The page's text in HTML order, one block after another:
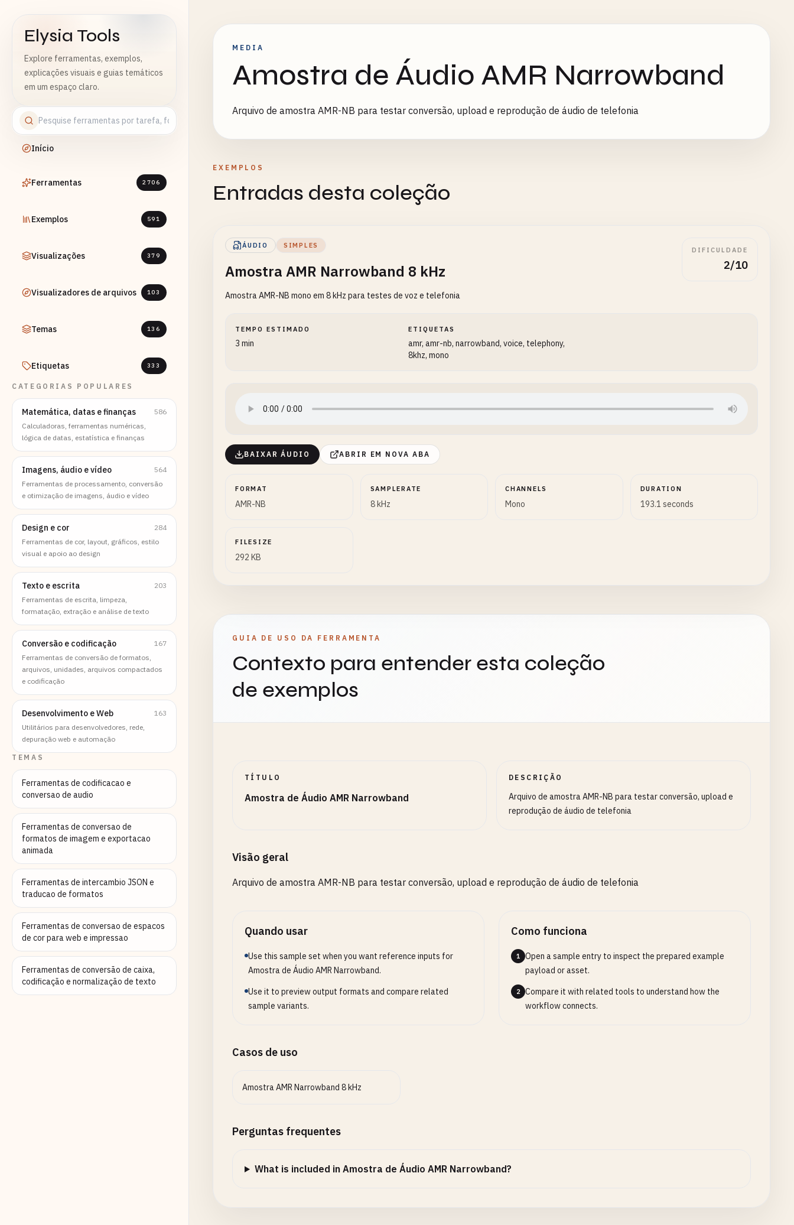
Elysia Tools
Explore ferramentas, exemplos,
explicações visuais e guias temáticos
em um espaço claro.
Início
Ferramentas 2706
Exemplos 591
Visualizações 379
Visualizadores de arquivos 103
Temas 136
Etiquetas 333
CATEGORIAS POPULARES
Matemática, datas e finanças
586
Calculadoras, ferramentas numéricas,
lógica de datas, estatística e finanças
Imagens, áudio e vídeo
564
Ferramentas de processamento, conversão
e otimização de imagens, áudio e vídeo
Design e cor
284
Ferramentas de cor, layout, gráficos, estilo
visual e apoio ao design
Texto e escrita
203
Ferramentas de escrita, limpeza,
formatação, extração e análise de texto
Conversão e codificação
167
Ferramentas de conversão de formatos,
arquivos, unidades, arquivos compactados
e codificação
Desenvolvimento e Web
163
Utilitários para desenvolvedores, rede,
depuração web e automação
TEMAS
Ferramentas de codificacao e
conversao de audio
Ferramentas de conversao de
formatos de imagem e exportacao
animada
Ferramentas de intercambio JSON e
traducao de formatos
Ferramentas de conversao de espacos
de cor para web e impressao
Ferramentas de conversão de caixa,
codificação e normalização de texto
MEDIA
Amostra de Áudio AMR Narrowband
Arquivo de amostra AMR-NB para testar conversão, upload e reprodução de áudio de telefonia
EXEMPLOS
Entradas desta coleção
ÁUDIO SIMPLES
Amostra AMR Narrowband 8 kHz
Amostra AMR-NB mono em 8 kHz para testes de voz e telefonia
DIFICULDADE
2/10
TEMPO ESTIMADO
3 min
ETIQUETAS
amr, amr-nb, narrowband, voice, telephony,
8khz, mono
BAIXAR ÁUDIO ABRIR EM NOVA ABA
FORMAT
AMR-NB
SAMPLERATE
8 kHz
CHANNELS
Mono
DURATION
193.1 seconds
FILESIZE
292 KB
GUIA DE USO DA FERRAMENTA
Contexto para entender esta coleção
de exemplos
TÍTULO
Amostra de Áudio AMR Narrowband
DESCRIÇÃO
Arquivo de amostra AMR-NB para testar conversão, upload e
reprodução de áudio de telefonia
Visão geral
Arquivo de amostra AMR-NB para testar conversão, upload e reprodução de áudio de telefonia
Quando usar
Use this sample set when you want reference inputs for
Amostra de Áudio AMR Narrowband.
Use it to preview output formats and compare related
sample variants.
Como funciona
1
Open a sample entry to inspect the prepared example
payload or asset.
2
Compare it with related tools to understand how the
workflow connects.
Casos de uso
Amostra AMR Narrowband 8 kHz
Perguntas frequentes
What is included in Amostra de Áudio AMR Narrowband?